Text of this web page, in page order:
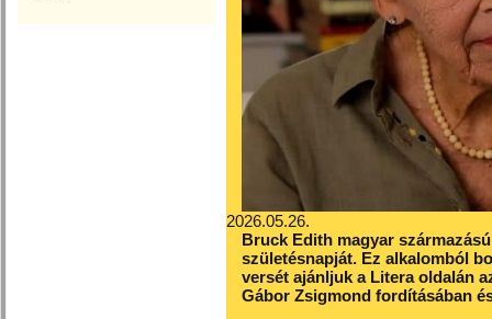
2026.05.26.
Bruck Edith magyar
születésnapját. Ez alkalomból
versét ajánljuk a Litera oldalán
Gábor Zsigmond fordításában